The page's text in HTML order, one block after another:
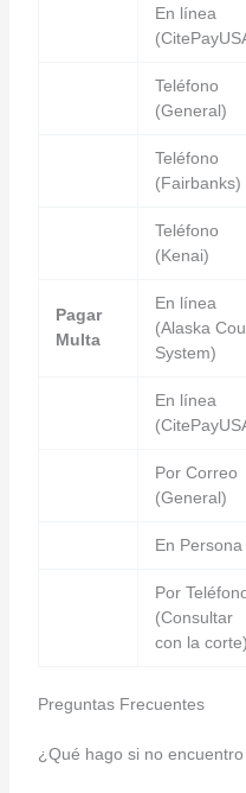
En línea
Teléfono
(General)
Teléfono
(Fairbanks)
Teléfono
(Kenai)
Pagar
Multa
En línea
(Alaska
System)
En línea
Por Correo
(General)
En Persona
Por
(Consultar
con la corte)
Preguntas Frecuentes
¿Qué hago si no